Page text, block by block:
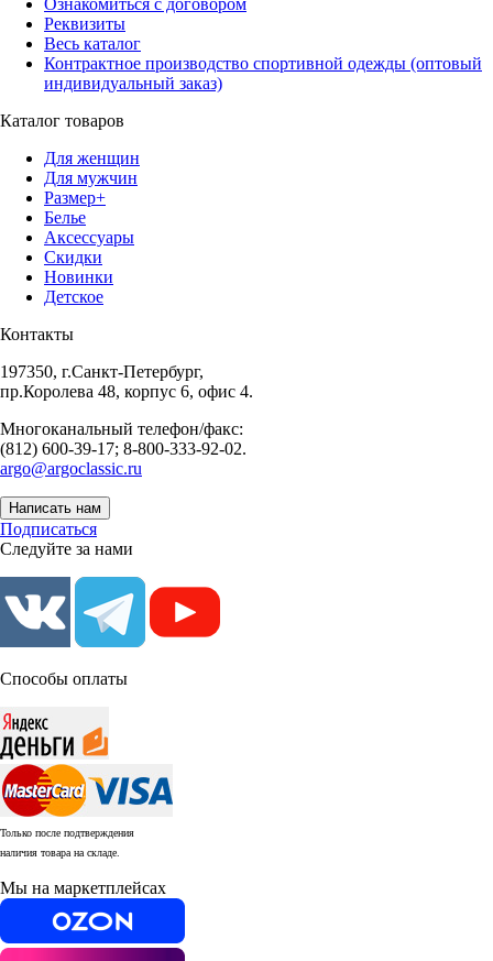
Ознакомиться с договором
Реквизиты
Весь каталог
Контрактное производство спортивной одежды (оптовый
индивидуальный заказ)
Каталог товаров
Для женщин
Для мужчин
Размер+
Белье
Аксессуары
Скидки
Новинки
Детское
Контакты
197350, г.Санкт-Петербург,
пр.Королева 48, корпус 6, офис 4.
Многоканальный телефон/факс:
(812) 600-39-17; 8-800-333-92-02.
argo@argoclassic.ru
Написать нам
Подписаться
Следуйте за нами
Способы оплаты
Только после подтверждения
наличия товара на складе.
Мы на маркетплейсах